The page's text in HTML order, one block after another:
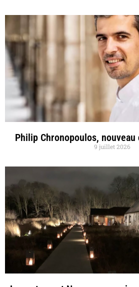
Philip Chronopoulos,
9 juillet 2026